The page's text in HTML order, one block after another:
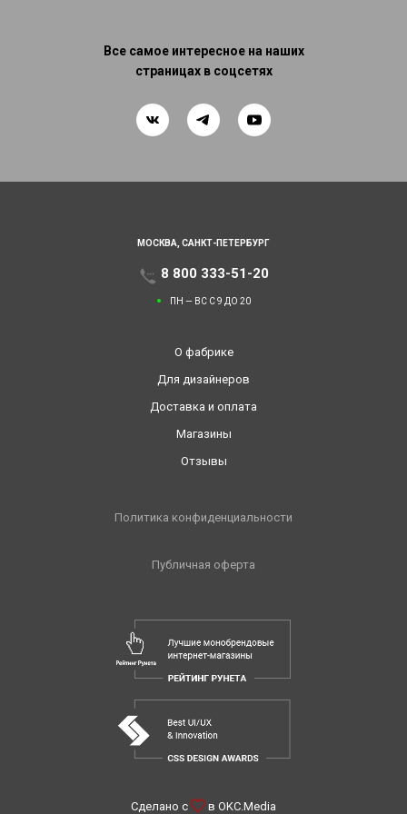
Все самое интересное на наших
страницах в соцсетях
МОСКВА, САНКТ-ПЕТЕРБУРГ
8 800 333-51-20
ПН — ВС С 9 ДО 20
О фабрике
Для дизайнеров
Доставка и оплата
Магазины
Отзывы
Политика конфиденциальности
Публичная оферта
Сделано с в OKC.Media